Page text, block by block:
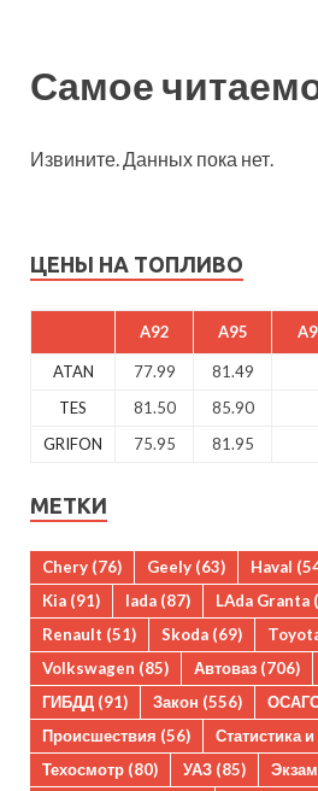
Самое
Извините. Данных пока нет.
ЦЕНЫ НА ТОПЛИВО
A92 A95
ATAN 77.99 81.49
TES
81.50 85.90
GRIFON
75.95 81.95
МЕТКИ
Chery (76) Geely (63) Haval
Kia (91) lada (87) LAda Granta
Renault (51) Skoda (69)
Volkswagen (85) Автоваз (706)
ГИБДД (91) Закон (556)
Происшествия (56) Статистика
Техосмотр (80) УАЗ (85)